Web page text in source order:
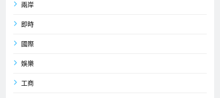
兩岸
即時
國際
娛樂
工商